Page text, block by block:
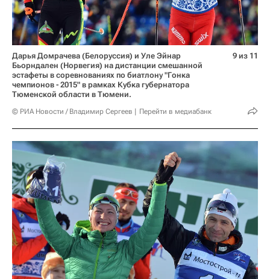
Дарья Домрачева (Белоруссия) и Уле Эйнар
Бьорндален (Норвегия) на дистанции смешанной
эстафеты в соревнованиях по биатлону "Гонка
чемпионов - 2015" в рамках Кубка губернатора
Тюменской области в Тюмени.
© РИА Новости / Владимир Сергеев Перейти в медиабанк
9 из 11